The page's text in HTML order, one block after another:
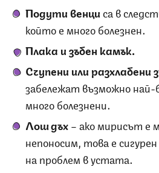
Подути венциса в
който е много болезнен.
Плака и зъбен камък.
Счупени или разхлабени
забележат възможно
много болезнени.
Лош дъх– ако мирисът е
непоносим, това е
на проблем в устата.